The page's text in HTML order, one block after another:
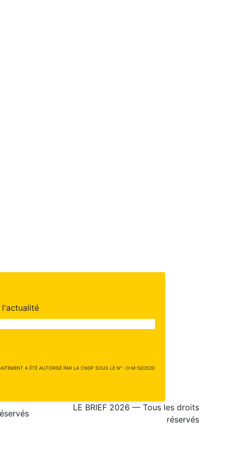
l'actualité
A ÉTÉ AUTORISÉ PAR LA CNDP SOUS LE N° : D-M-52/2020
LE BRIEF 2026 — Tous les droits
réservés